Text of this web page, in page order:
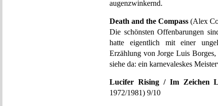
augenzwinkernd.
Death and the Compass (Alex
Die schönsten Offenbarungen
hatte eigentlich mit einer
Erzählung von Jorge Luis
siehe da: ein karnevaleskes
Lucifer Rising / Im Zeichen
1972/1981) 9/10